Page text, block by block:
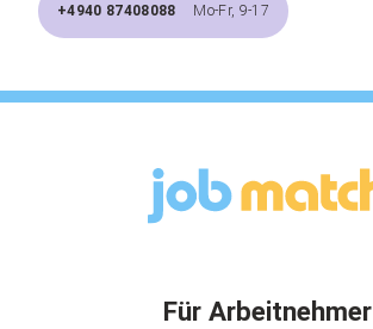
+4940 87408088 Mo-Fr, 9-17
Für Arbeitnehmer